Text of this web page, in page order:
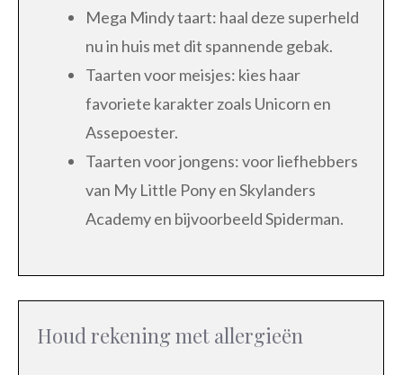
Mega Mindy taart: haal deze superheld
nu in huis met dit spannende gebak.
Taarten voor meisjes: kies haar
favoriete karakter zoals Unicorn en
Assepoester.
Taarten voor jongens: voor liefhebbers
van My Little Pony en Skylanders
Academy en bijvoorbeeld Spiderman.
Houd rekening met allergieën